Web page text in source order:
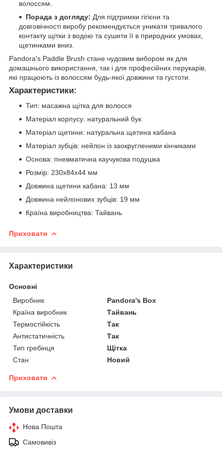
волоссям.
Порада з догляду: Для підтримки гігієни та
довговічності виробу рекомендується уникати тривалого
контакту щітки з водою та сушити її в природних умовах,
щетинками вниз.
Pandora's Paddle Brush стане чудовим вибором як для
домашнього використання, так і для професійних перукарів,
які працюють із волоссям будь-якої довжини та густоти.
Характеристики:
Тип: масажна щітка для волосся
Матеріал корпусу: натуральний бук
Матеріал щетини: натуральна щетина кабана
Матеріал зубців: нейлон із заокругленими кінчиками
Основа: пневматична каучукова подушка
Розмір: 230x84x44 мм
Довжина щетини кабана: 13 мм
Довжина нейлонових зубців: 19 мм
Країна виробництва: Тайвань
Приховати
Характеристики
Основні
Виробник
Pandora's Box
Країна виробник
Тайвань
Термостійкість
Так
Антистатичність
Так
Тип гребінця
Щітка
Стан
Новий
Приховати
Умови доставки
Нова Пошта
Самовивіз